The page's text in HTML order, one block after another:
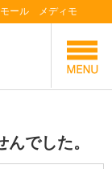
モール メディモ
でした。